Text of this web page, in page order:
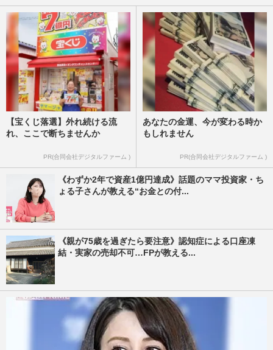
【宝くじ落選】外れ続ける流
れ、ここで断ちませんか
PR(合同会社デジタルファーム )
あなたの金運、今が変わる時か
もしれません
PR(合同会社デジタルファーム )
《わずか2年で資産1億円達成》話題のママ投資家・ち
ょる子さんが教える“お金との付...
《親が75歳を過ぎたら要注意》認知症による口座凍
結・実家の売却不可…FPが教える...